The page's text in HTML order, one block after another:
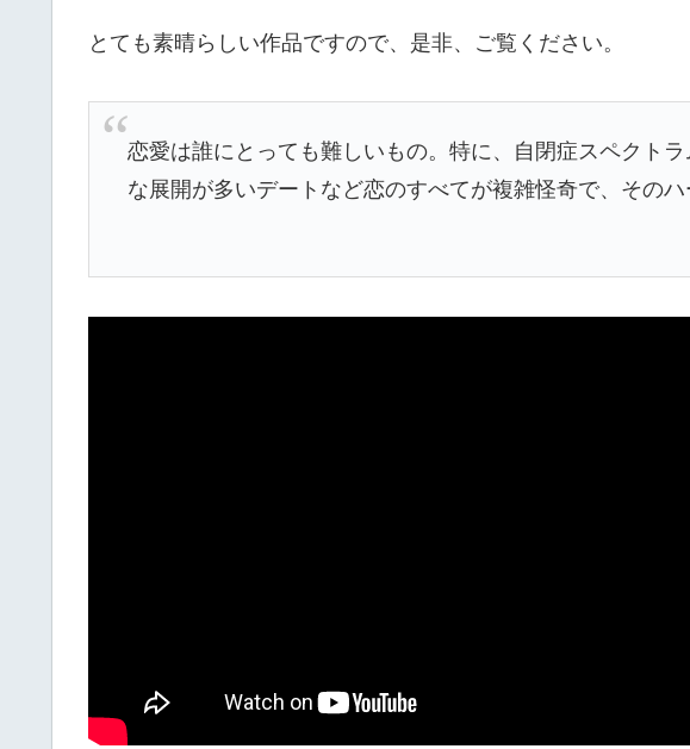
とても素晴らしい作品ですので、是非、ご覧ください。
恋愛は誰にとっても難しいもの。特に、自閉症スペクト
な展開が多いデートなど恋のすべてが複雑怪奇で、そのハ